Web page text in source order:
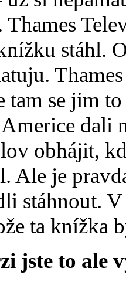
stáhl.
tam se jim
dali
obhájit,
Ale je
stáhnout.
ta knížka
jste to ale